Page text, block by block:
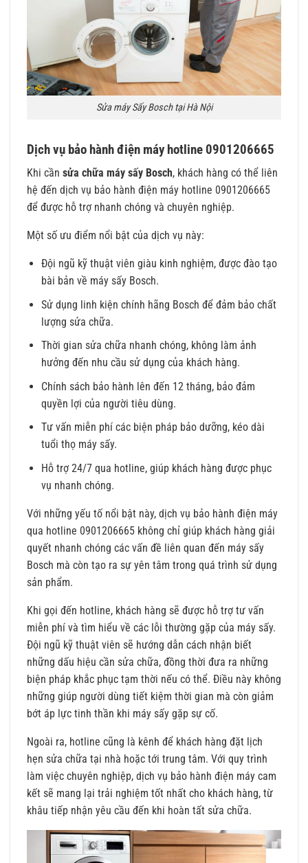
Sửa máy Sấy Bosch tại Hà Nội
Dịch vụ bảo hành điện máy hotline 0901206665
Khi cần sửa chữa máy sấy Bosch, khách hàng có thể liên
hệ đến dịch vụ bảo hành điện máy hotline 0901206665
để được hỗ trợ nhanh chóng và chuyên nghiệp.
Một số ưu điểm nổi bật của dịch vụ này:
Đội ngũ kỹ thuật viên giàu kinh nghiệm, được đào tạo
bài bản về máy sấy Bosch.
Sử dụng linh kiện chính hãng Bosch để đảm bảo chất
lượng sửa chữa.
Thời gian sửa chữa nhanh chóng, không làm ảnh
hưởng đến nhu cầu sử dụng của khách hàng.
Chính sách bảo hành lên đến 12 tháng, bảo đảm
quyền lợi của người tiêu dùng.
Tư vấn miễn phí các biện pháp bảo dưỡng, kéo dài
tuổi thọ máy sấy.
Hỗ trợ 24/7 qua hotline, giúp khách hàng được phục
vụ nhanh chóng.
Với những yếu tố nổi bật này, dịch vụ bảo hành điện máy
qua hotline 0901206665 không chỉ giúp khách hàng giải
quyết nhanh chóng các vấn đề liên quan đến máy sấy
Bosch mà còn tạo ra sự yên tâm trong quá trình sử dụng
sản phẩm.
Khi gọi đến hotline, khách hàng sẽ được hỗ trợ tư vấn
miễn phí và tìm hiểu về các lỗi thường gặp của máy sấy.
Đội ngũ kỹ thuật viên sẽ hướng dẫn cách nhận biết
những dấu hiệu cần sửa chữa, đồng thời đưa ra những
biện pháp khắc phục tạm thời nếu có thể. Điều này không
những giúp người dùng tiết kiệm thời gian mà còn giảm
bớt áp lực tinh thần khi máy sấy gặp sự cố.
Ngoài ra, hotline cũng là kênh để khách hàng đặt lịch
hẹn sửa chữa tại nhà hoặc tới trung tâm. Với quy trình
làm việc chuyên nghiệp, dịch vụ bảo hành điện máy cam
kết sẽ mang lại trải nghiệm tốt nhất cho khách hàng, từ
khâu tiếp nhận yêu cầu đến khi hoàn tất sửa chữa.